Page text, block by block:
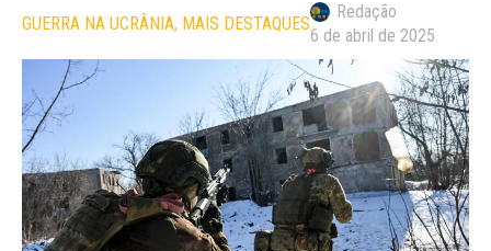
GUERRA NA UCRÂNIA MAIS DESTAQUES
Redação
6 de abril de 2025